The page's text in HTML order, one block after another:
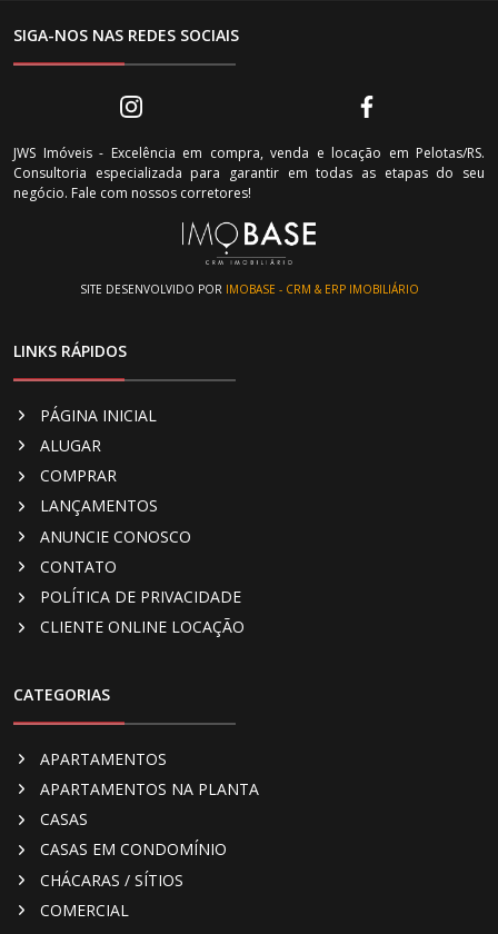
SIGA-NOS NAS REDES SOCIAIS
JWS Imóveis - Excelência em compra, venda e locação em Pelotas/RS.
Consultoria especializada para garantir em todas as etapas do seu
negócio. Fale com nossos corretores!
SITE DESENVOLVIDO POR IMOBASE - CRM & ERP IMOBILIÁRIO
LINKS RÁPIDOS
PÁGINA INICIAL
ALUGAR
COMPRAR
LANÇAMENTOS
ANUNCIE CONOSCO
CONTATO
POLÍTICA DE PRIVACIDADE
CLIENTE ONLINE LOCAÇÃO
CATEGORIAS
APARTAMENTOS
APARTAMENTOS NA PLANTA
CASAS
CASAS EM CONDOMÍNIO
CHÁCARAS / SÍTIOS
COMERCIAL